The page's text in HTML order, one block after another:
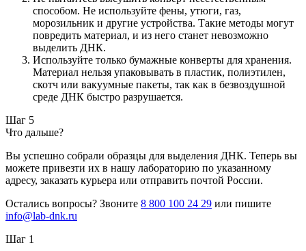
способом. Не используйте фены, утюги, газ,
морозильник и другие устройства. Такие методы могут
повредить материал, и из него станет невозможно
выделить ДНК.
Используйте только бумажные конверты для хранения.
Материал нельзя упаковывать в пластик, полиэтилен,
скотч или вакуумные пакеты, так как в безвоздушной
среде ДНК быстро разрушается.
Шаг 5
Что дальше?
Вы успешно собрали образцы для выделения ДНК. Теперь вы
можете привезти их в нашу лабораторию по указанному
адресу, заказать курьера или отправить почтой России.
Остались вопросы? Звоните 8 800 100 24 29 или пишите
info@lab-dnk.ru
Шаг 1